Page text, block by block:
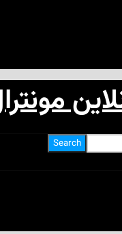
Search